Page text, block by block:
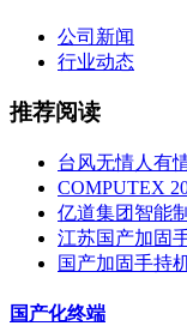
公司新闻
行业动态
推荐阅读
台风无情人有
COMPUTEX
亿道集团智能
江苏国产加固
国产加固手持
国产化终端